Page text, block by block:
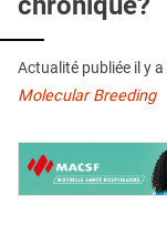
CRÉDITS
Actualité publiée il y a
Molecular Breeding